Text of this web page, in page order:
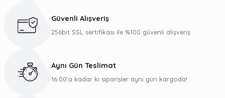
Ürün bilgilerinde hatalar bulunuyor.
Güvenli Alışveriş
256bit SSL sertifikası ile %100 güvenli alışveriş
Aynı Gün Teslimat
16:00’a kadar ki siparişler aynı gün kargoda!